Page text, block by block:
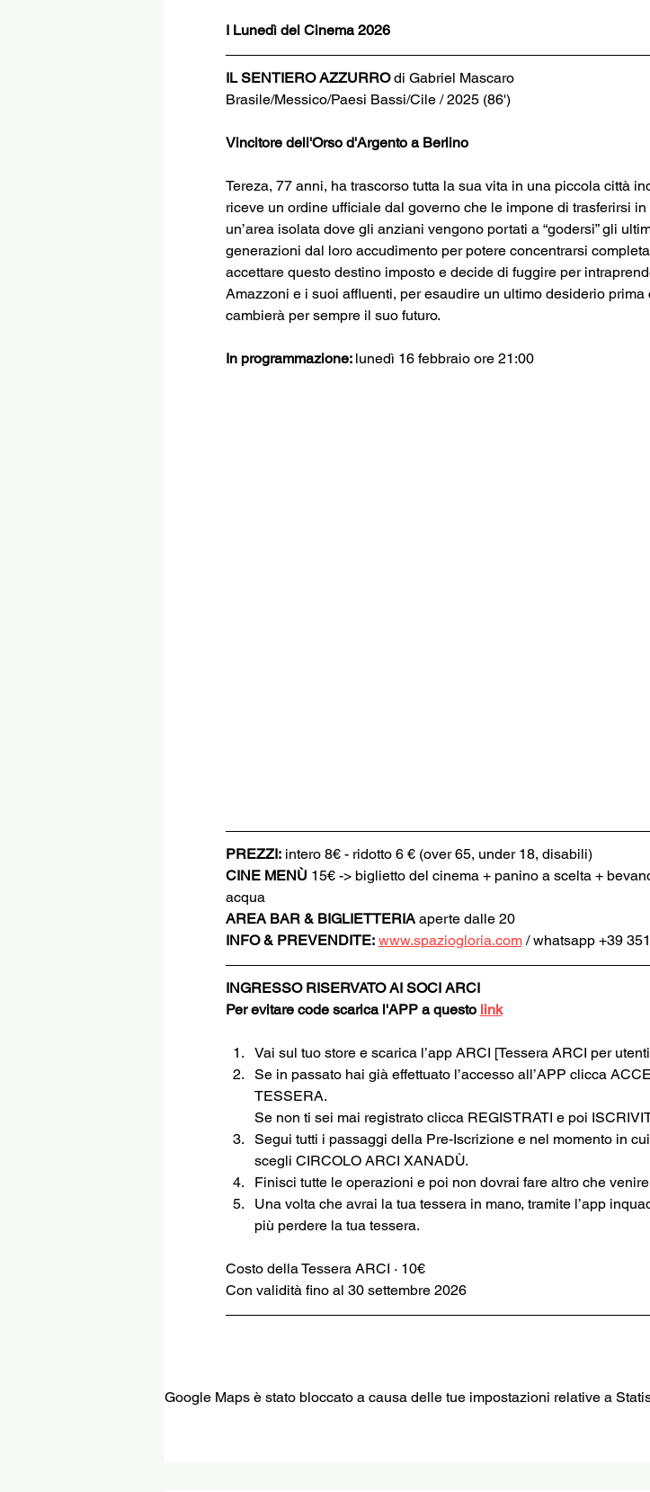
I Lunedì del Cinema 2026
IL SENTIERO AZZURRO di Gabriel Mascaro
Brasile/Messico/Paesi Bassi/Cile / 2025 (86')
Vincitore dell'Orso d'Argento a Berlino
Tereza, 77 anni, ha trascorso tutta la sua vita in una piccola città
riceve un ordine ufficiale dal governo che le impone di trasferirsi
un’area isolata dove gli anziani vengono portati a “godersi” gli
generazioni dal loro accudimento per potere concentrarsi
accettare questo destino imposto e decide di fuggire per
Amazzoni e i suoi affluenti, per esaudire un ultimo desiderio
cambierà per sempre il suo futuro.
In programmazione: lunedì 16 febbraio ore 21:00
PREZZI: intero 8€ - ridotto 6 € (over 65, under 18, disabili)
CINE MENÙ 15€ -> biglietto del cinema + panino a scelta +
acqua
AREA BAR & BIGLIETTERIA aperte dalle 20
INFO & PREVENDITE: www.spaziogloria.com / whatsapp +39
INGRESSO RISERVATO AI SOCI ARCI
Per evitare code scarica l'APP a questo link
Vai sul tuo store e scarica l’app ARCI [Tessera ARCI per
Se in passato hai già effettuato l’accesso all’APP clicca
TESSERA.
Se non ti sei mai registrato clicca REGISTRATI e poi
Segui tutti i passaggi della Pre-Iscrizione e nel momento in
scegli CIRCOLO ARCI XANADÙ.
Finisci tutte le operazioni e poi non dovrai fare altro che
Una volta che avrai la tua tessera in mano, tramite l’app
più perdere la tua tessera.
Costo della Tessera ARCI · 10€
Con validità fino al 30 settembre 2026
Google Maps è stato bloccato a causa delle tue impostazioni relative a